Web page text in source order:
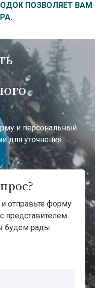
ПОЗВОЛЯЕТ ВАМ
и персональный
для уточнения
отправьте форму
представителем
будем рады